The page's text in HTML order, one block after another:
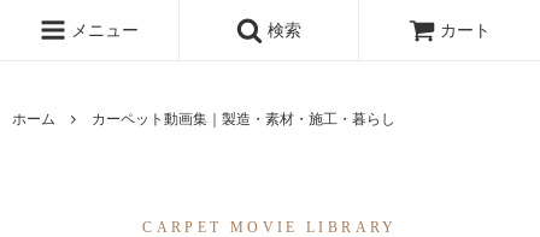
メニュー 検索 カート
ホーム カーペット動画集｜製造・素材・施工・暮らし
CARPET MOVIE LIBRARY